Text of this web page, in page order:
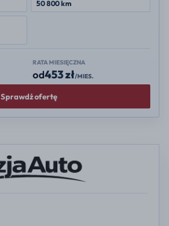
50 800 km
RATA MIESIĘCZNA
od453 zł/MIES.
Sprawdź ofertę